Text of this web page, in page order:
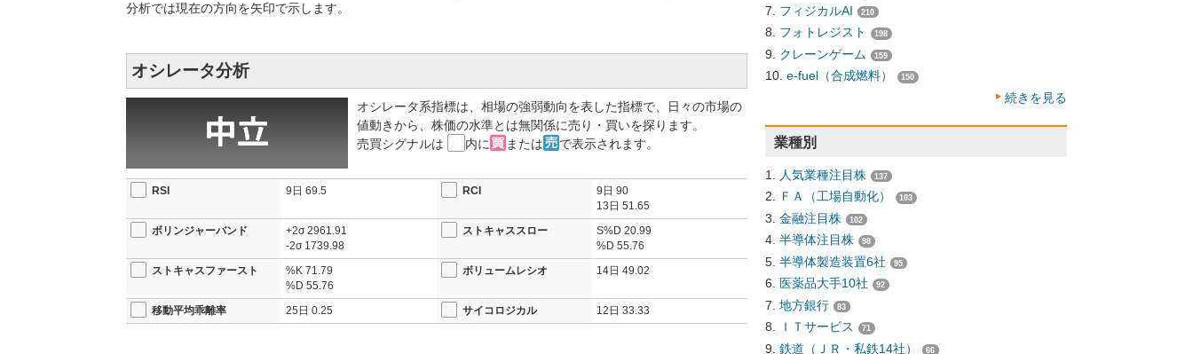
分析では現在の方向を矢印で示します。
オシレータ分析
オシレータ系指標は、相場の強弱動向を表した指標で、日々の市場の
値動きから、株価の水準とは無関係に売り・買いを探ります。
売買シグナルは
内に または で表示されます。
RSI 9日 69.5 RCI 9日 90
13日 51.65
ボリンジャーバンド
+2σ2961.91
-2σ 1739.98
ストキャススロー S%D 20.99
%D 55.76
ストキャスファースト
%K 71.79
%D 55.76
ボリュームレシオ 14日 49.02
移動平均乖離率 25日 0.25 サイコロジカル 12日 33.33
フィジカルAI 210
フォトレジスト 198
クレーンゲーム 159
e-fuel（合成燃料） 150
続きを見る
業種別
人気業種注目株 137
ＦＡ（工場自動化） 103
金融注目株 102
半導体注目株 98
半導体製造装置6社 95
医薬品大手10社 92
地方銀行 83
ＩＴサービス 71
鉄道（ＪＲ・私鉄14社） 66